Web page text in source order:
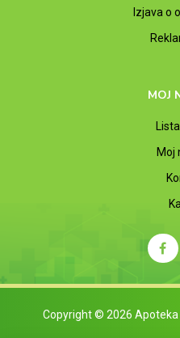
Izjava o
MOJ
Moj
Copyright © 2026